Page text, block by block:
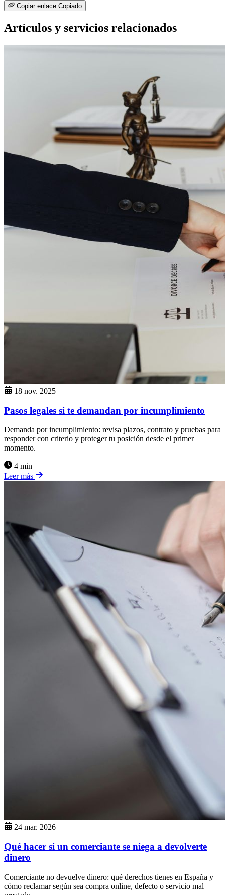
Copiar enlace Copiado
Artículos y servicios relacionados
18 nov. 2025
Pasos legales si te demandan por incumplimiento
Demanda por incumplimiento: revisa plazos, contrato y pruebas para
responder con criterio y proteger tu posición desde el primer
momento.
4 min
Leer más
24 mar. 2026
Qué hacer si un comerciante se niega a devolverte
dinero
Comerciante no devuelve dinero: qué derechos tienes en España y
cómo reclamar según sea compra online, defecto o servicio mal